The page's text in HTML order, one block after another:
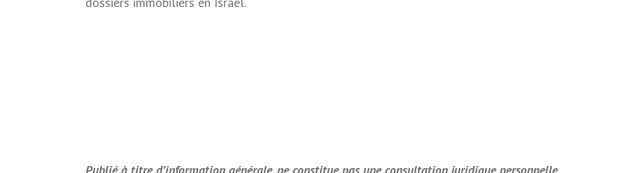
Publié à titre d’information générale, ne constitue pas une consultation juridique personnelle